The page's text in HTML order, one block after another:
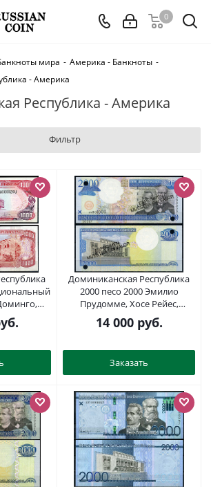
0
мира - Америка - Банкноты -
- Америка
Республика - Америка
Фильтр
Колона
Колумба)
Доминиканская Республика
2000 песо 2000 Эмилио
Прудомме, Хосе Рейес,
национальный театр,
"Образец". С диагональной
"Especimen" и
перфорационными
отверстиями Pick 164 a s
бумага UNC (пресс) 451-720-3
14 000руб.
Заказать